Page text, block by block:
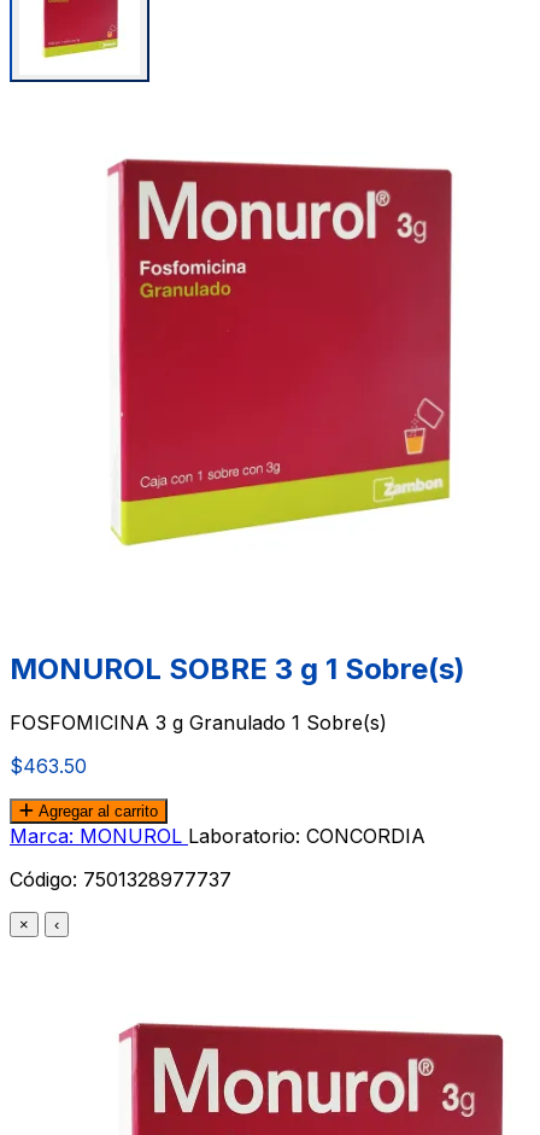
MONUROL SOBRE 3 g 1 Sobre(s)
FOSFOMICINA 3 g Granulado 1 Sobre(s)
$463.50
Agregar al carrito
Marca: MONUROL Laboratorio: CONCORDIA
Código: 7501328977737
× ‹